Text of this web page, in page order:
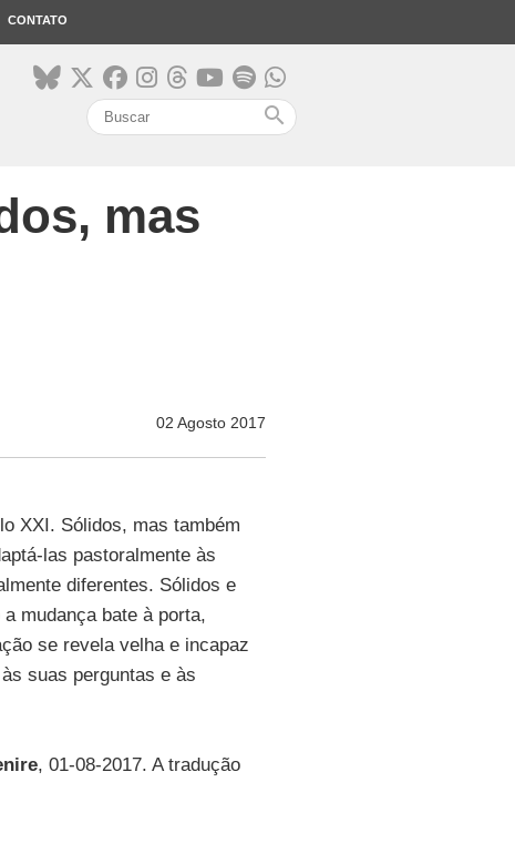
CONTATO
search
mas
02 Agosto 2017
XXI. Sólidos, mas também
las pastoralmente às
diferentes. Sólidos e
mudança bate à porta,
se revela velha e incapaz
suas perguntas e às
, 01-08-2017. A tradução